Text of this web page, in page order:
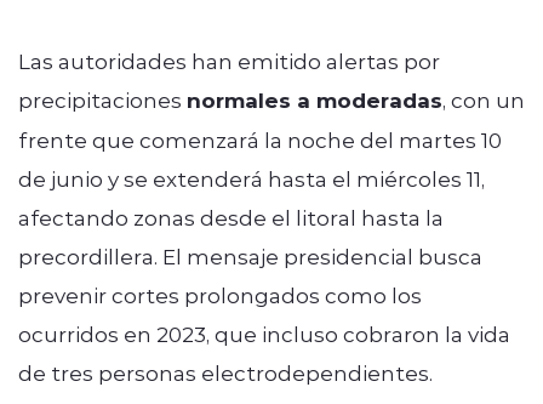
Las autoridades han emitido alertas por
precipitaciones normales a moderadas, con un
frente que comenzará la noche del martes 10
de junio y se extenderá hasta el miércoles 11,
afectando zonas desde el litoral hasta la
precordillera. El mensaje presidencial busca
prevenir cortes prolongados como los
ocurridos en 2023, que incluso cobraron la vida
de tres personas electrodependientes.